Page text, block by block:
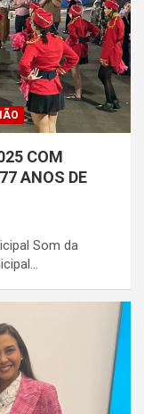
COM
ANOS DE
Som da